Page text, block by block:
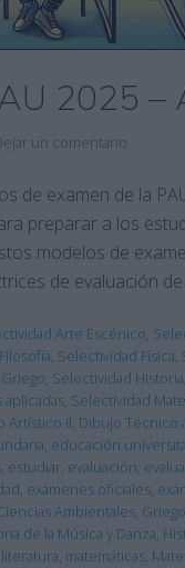
2025 –
un comentario
de examen de la
preparar a los
modelos de
de evaluación
Arte Escénico,
, Selectividad Física,
, Selectividad Historia
aplicadas, Selectividad
Artístico II, Dibujo Técnico
, educación
, estudiar, evaluación,
, exámenes oficiales,
Ambientales,
de la Música y Danza,
literatura, matemáticas,